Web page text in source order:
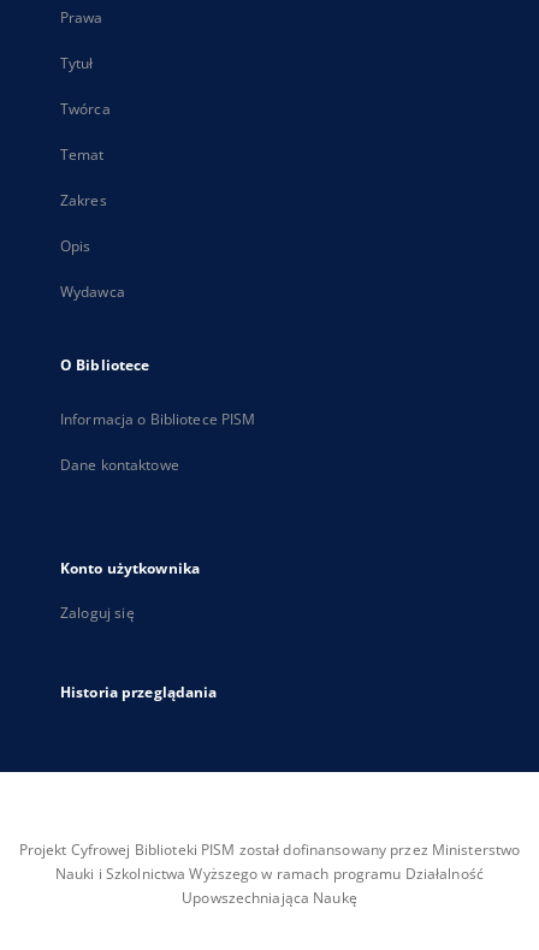
Prawa
Tytuł
Twórca
Temat
Zakres
Opis
Wydawca
O Bibliotece
Informacja o Bibliotece PISM
Dane kontaktowe
Konto użytkownika
Zaloguj się
Historia przeglądania
Projekt Cyfrowej Biblioteki PISM został dofinansowany przez Ministerstwo
Nauki i Szkolnictwa Wyższego w ramach programu Działalność
Upowszechniająca Naukę